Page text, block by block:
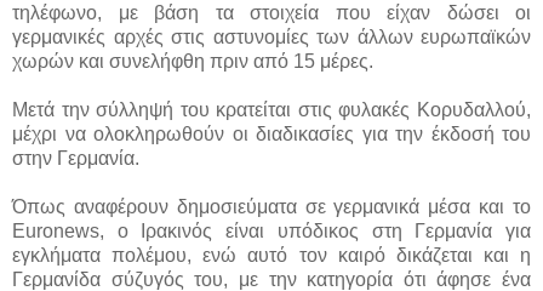
τηλέφωνο, με βάση τα στοιχεία που είχαν δώσει οι
γερμανικές αρχές στις αστυνομίες των άλλων ευρωπαϊκών
χωρών και συνελήφθη πριν από 15 μέρες.
Μετά την σύλληψή του κρατείται στις φυλακές Κορυδαλλού,
μέχρι να ολοκληρωθούν οι διαδικασίες για την έκδοσή του
στην Γερμανία.
Όπως αναφέρουν δημοσιεύματα σε γερμανικά μέσα και το
Euronews, ο Ιρακινός είναι υπόδικος στη Γερμανία για
εγκλήματα πολέμου, ενώ αυτό τον καιρό δικάζεται και η
Γερμανίδα σύζυγός του, με την κατηγορία ότι άφησε ένα